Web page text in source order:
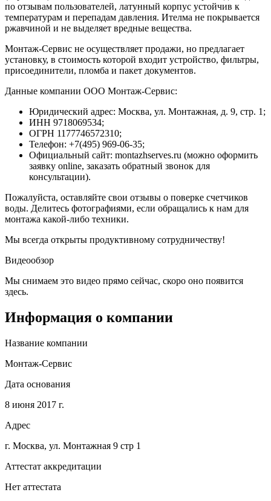
по отзывам пользователей, латунный корпус устойчив к
температурам и перепадам давления. Ителма не покрывается
ржавчиной и не выделяет вредные вещества.
Монтаж-Сервис не осуществляет продажи, но предлагает
установку, в стоимость которой входит устройство, фильтры,
присоединители, пломба и пакет документов.
Данные компании ООО Монтаж-Сервис:
Юридический адрес: Москва, ул. Монтажная, д. 9, стр. 1;
ИНН 9718069534;
ОГРН 1177746572310;
Телефон: +7(495) 969-06-35;
Официальный сайт: montazhserves.ru (можно оформить
заявку online, заказать обратный звонок для
консультации).
Пожалуйста, оставляйте свои отзывы о поверке счетчиков
воды. Делитесь фотографиями, если обращались к нам для
монтажа какой-либо техники.
Мы всегда открыты продуктивному сотрудничеству!
Видеообзор
Мы снимаем это видео прямо сейчас, скоро оно появится
здесь.
Информация о компании
Название компании
Монтаж-Сервис
Дата основания
8 июня 2017 г.
Адрес
г. Москва, ул. Монтажная 9 стр 1
Аттестат аккредитации
Нет аттестата